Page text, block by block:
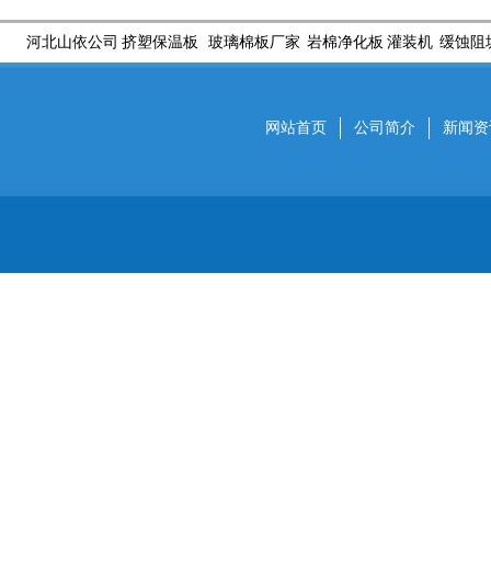
河北山依公司 挤塑保温板 玻璃棉板厂家 岩棉净化板 灌装机 缓蚀阻
网站首页 公司简介 新闻